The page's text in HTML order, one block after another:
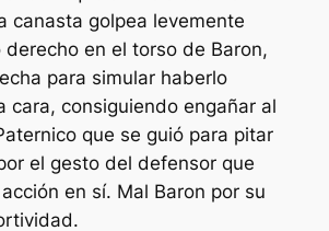
canasta golpea levemente
en el torso de Baron,
para simular haberlo
cara, consiguiendo engañar al
que se guió para pitar
el gesto del defensor que
en sí. Mal Baron por su